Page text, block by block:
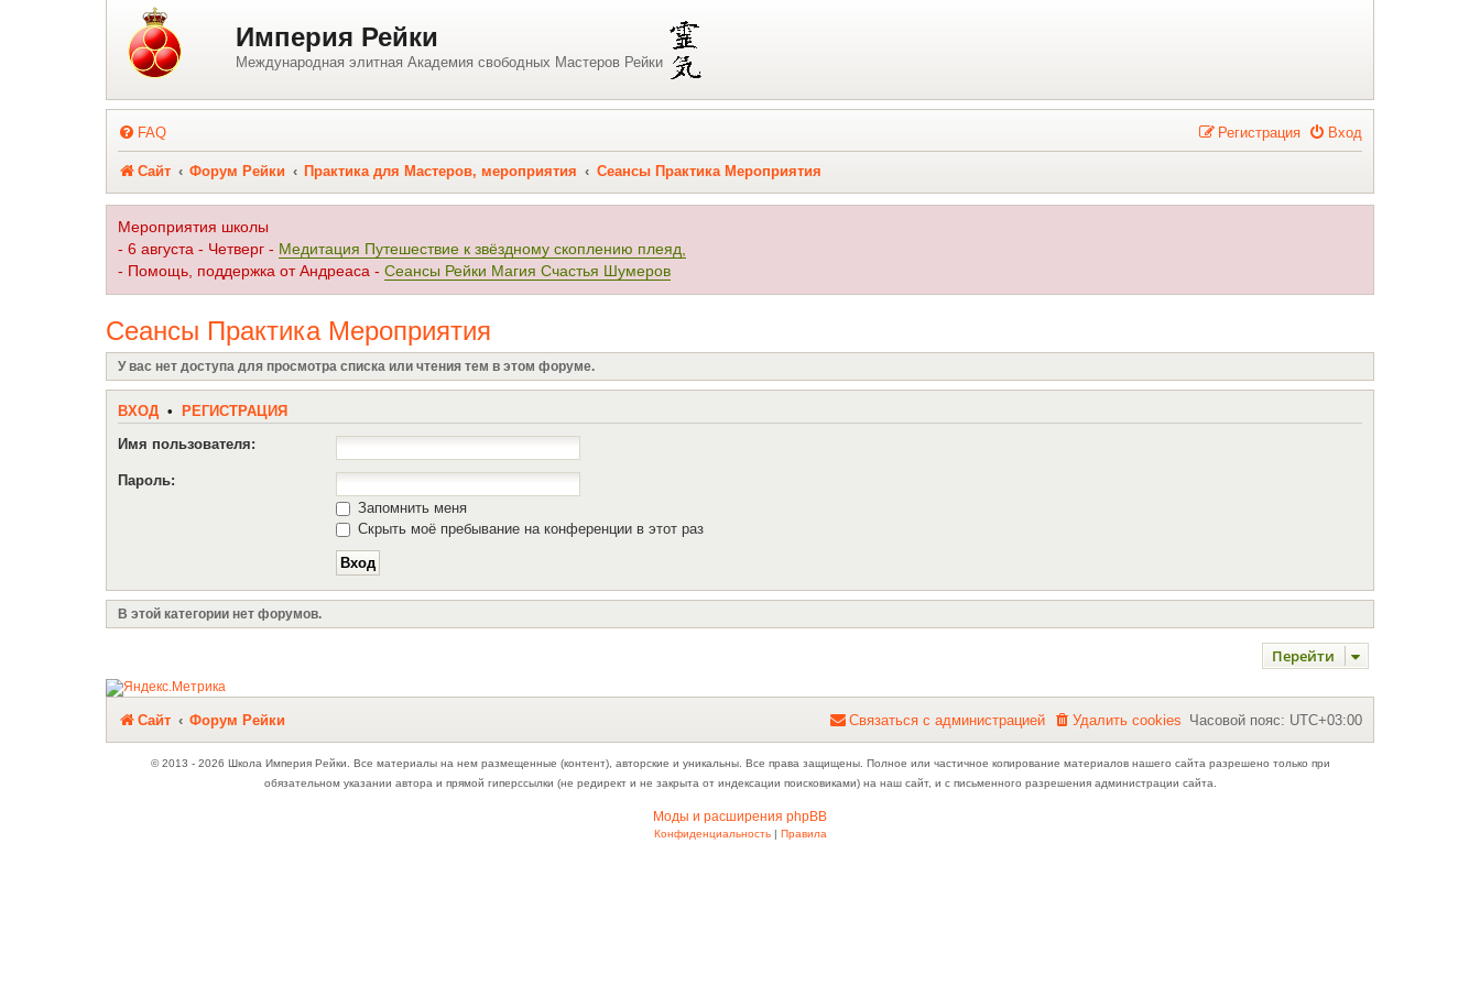
Регистрация Империя Рейки
Международная элитная Академия свободных Мастеров Рейки
FAQ Вход
Регистрация
Сайт Форум Рейки Практика для Мастеров, мероприятия Сеансы Практика Мероприятия
Мероприятия школы
- 6 августа - Четверг - Медитация Путешествие к звёздному скоплению плеяд,
- Помощь, поддержка от Андреаса - Сеансы Рейки Магия Счастья Шумеров
Сеансы Практика Мероприятия
У вас нет доступа для просмотра списка или чтения тем в этом форуме.
ВХОД • РЕГИСТРАЦИЯ
Имя пользователя:
Пароль:
Запомнить меня
Скрыть моё пребывание на конференции в этот раз
В этой категории нет форумов.
Перейти
Сайт Форум Рейки Часовой пояс: UTC+03:00
Удалить cookies
Связаться с
Связаться с администрацией
© 2013 - 2026 Школа Империя Рейки. Все материалы на нем размещенные (контент), авторские и уникальны. Все права защищены. Полное или частичное копирование материалов нашего сайта разрешено только при
обязательном указании автора и прямой гиперссылки (не редирект и не закрыта от индексации поисковиками) на наш сайт, и с письменного разрешения администрации сайта.
Моды и расширения phpBB
Конфиденциальность| Правила